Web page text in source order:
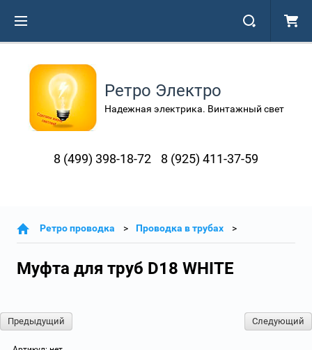
Ретро Электро
Надежная электрика. Винтажный свет
8 (499) 398-18-72 8 (925) 411-37-59
Ретро проводка Проводка в трубах
Муфта для труб D18 WHITE
Предыдущий Следующий